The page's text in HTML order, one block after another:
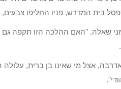
בית המדרש, פניו החליפו צבעים,
שאלה. "האם ההלכה הזו תקפה
אצל מי שאינו בן ברית, עלולה